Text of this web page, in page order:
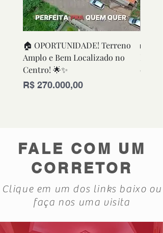
🏠 OPORTUNIDADE! Terreno
Amplo e Bem Localizado no
Centro! 🌟✨
Preço
R$ 270.000,00
🏡
em
FALE COM UM
CORRETOR
Clique em um dos links baixo ou
faça nos uma visita